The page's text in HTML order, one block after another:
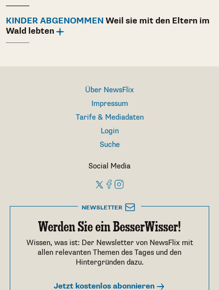
KINDER ABGENOMMEN Weil sie mit den Eltern im
Wald lebten
Über NewsFlix
Impressum
Tarife & Mediadaten
Login
Suche
Social Media
NEWSLETTER
Werden Sie ein BesserWisser!
Wissen, was ist: Der Newsletter von NewsFlix mit
allen relevanten Themen des Tages und den
Hintergründen dazu.
Jetzt kostenlos abonnieren